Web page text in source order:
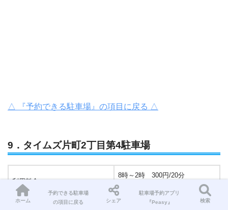
△ 『予約できる駐車場』の項目に戻る △
9．タイムズ片町2丁目第4駐車場
利用料金
8時～2時 300円/20分
2時～8時 100円/30分
ホーム
予約できる駐車場
の項目に戻る
シェア
駐車場予約アプリ
『Peasy』
検索